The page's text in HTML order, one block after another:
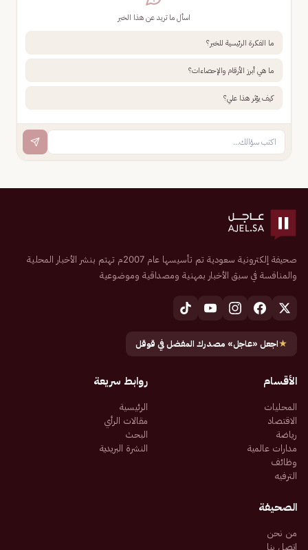
اسأل ما تريد عن هذا الخبر
ما الفكرة الرئيسية للخبر؟
ما هي أبرز الأرقام والإحصاءات؟
كيف يؤثر هذا علي؟
صحيفة إلكترونية سعودية تم تأسيسها عام 2007م تهتم بنشر الأخبار المحلية
والمنافسة في سبق الأخبار بمهنية ومصداقية وموضوعية
★اجعل «عاجل» مصدرك المفضل في قوقل
الأقسام
المحليات
الاقتصاد
رياضة
مدارات عالمية
وظائف
الترفيه
روابط سريعة
الرئيسية
مقالات الرأي
البحث
النشرة البريدية
الصحيفة
من نحن
اتصل بنا